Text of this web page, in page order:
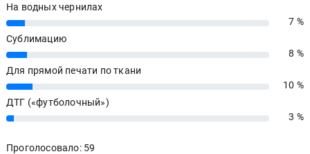
На водных чернилах
7%
7 %
Сублимацию
8%
8 %
Для прямой печати по ткани
10%
10 %
ДТГ («футболочный»)
3% 3 %
Проголосовало: 59